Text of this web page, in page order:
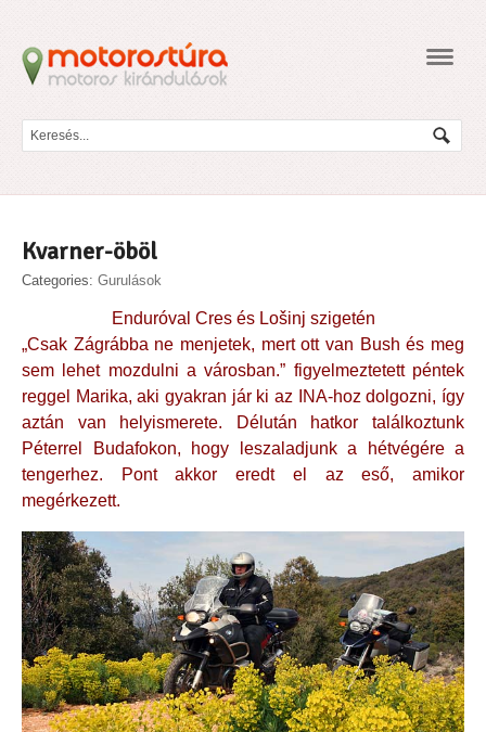
Kvarner-öböl
Categories: Gurulások
Enduróval Cres és Lošinj szigetén
„Csak Zágrábba ne menjetek, mert ott van Bush és meg
sem lehet mozdulni a városban.” figyelmeztetett péntek
reggel Marika, aki gyakran jár ki az INA-hoz dolgozni, így
aztán van helyismerete. Délután hatkor találkoztunk
Péterrel Budafokon, hogy leszaladjunk a hétvégére a
tengerhez. Pont akkor eredt el az eső, amikor
megérkezett.